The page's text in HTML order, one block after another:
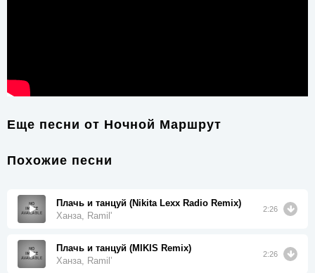
Еще песни от Ночной Маршрут
Похожие песни
Плачь и танцуй (Nikita Lexx Radio Remix)
Ханза, Ramil'
2:26
Плачь и танцуй (MIKIS Remix)
Ханза, Ramil’
2:26